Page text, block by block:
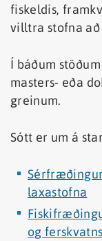
fiskeldis,
villtra stofna
Í báðum
masters- eða
greinum.
Sótt er um á
laxastofna
og